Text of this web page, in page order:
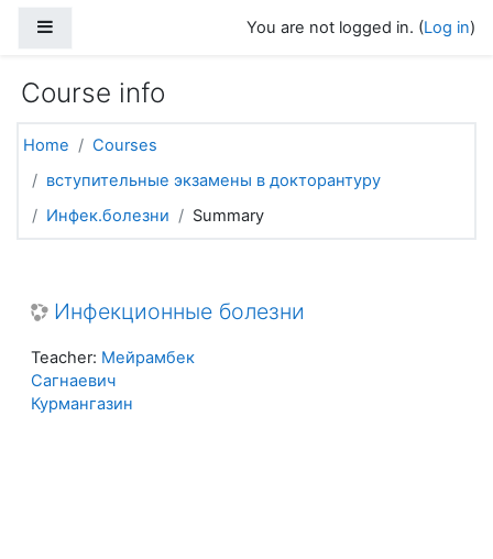
You are not logged in. (Log in)
Course info
Home
Courses
вступительные экзамены в докторантуру
Инфек.болезни
Summary
Инфекционные болезни
Teacher: Мейрамбек
Сагнаевич
Курмангазин